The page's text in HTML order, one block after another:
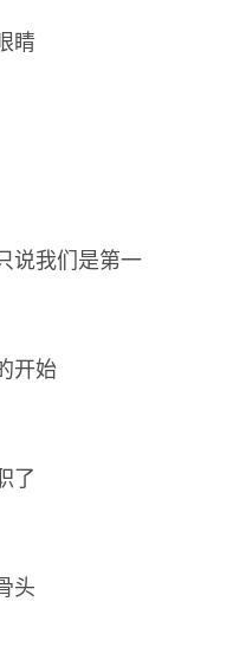
睛
说我们是第一
开始
了
头